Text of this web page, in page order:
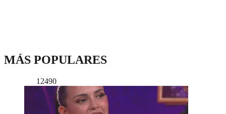
MÁS POPULARES
12490